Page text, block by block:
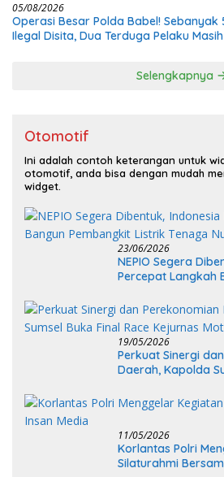
05/08/2026
Operasi Besar Polda Babel! Sebanyak
Ilegal Disita, Dua Terduga Pelaku
Selengkapnya
Otomotif
Ini adalah contoh keterangan untuk
otomotif, anda bisa dengan mudah
widget.
23/06/2026
NEPIO Segera
Percepat Langkah
19/05/2026
Perkuat Sinergi
Daerah, Kapolda
11/05/2026
Korlantas Polri
Silaturahmi